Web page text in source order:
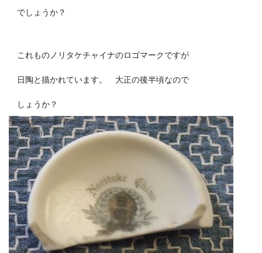
でしょうか？
これものノリタケチャイナのロゴマークですが
日陶と描かれています。 大正の後半頃なので
しょうか？